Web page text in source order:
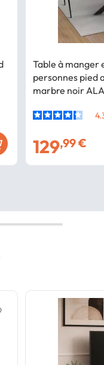
Table à manger
personnes pied
marbre noir
129,99 €